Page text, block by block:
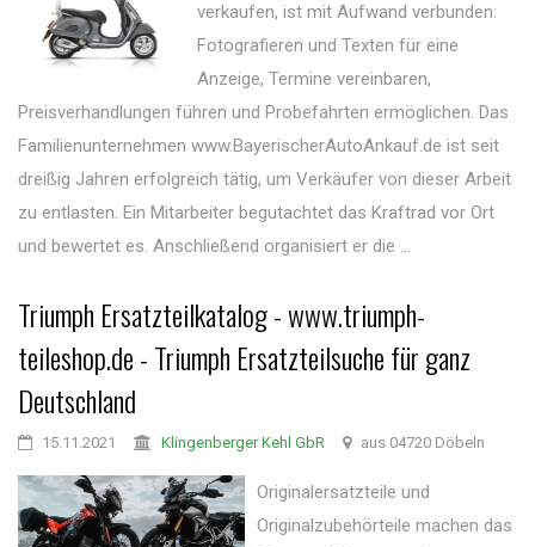
verkaufen, ist mit Aufwand verbunden:
Fotografieren und Texten für eine
Anzeige, Termine vereinbaren,
Preisverhandlungen führen und Probefahrten ermöglichen. Das
Familienunternehmen www.BayerischerAutoAnkauf.de ist seit
dreißig Jahren erfolgreich tätig, um Verkäufer von dieser Arbeit
zu entlasten. Ein Mitarbeiter begutachtet das Kraftrad vor Ort
und bewertet es. Anschließend organisiert er die ...
Triumph Ersatzteilkatalog - www.triumph-
teileshop.de - Triumph Ersatzteilsuche für ganz
Deutschland
15.11.2021 Klingenberger Kehl GbR aus 04720 Döbeln
Originalersatzteile und
Originalzubehörteile machen das